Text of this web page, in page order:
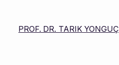
PROF. DR. TARIK YONGUÇ